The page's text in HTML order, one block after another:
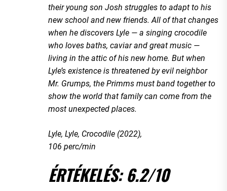
their young son Josh struggles to adapt to his
new school and new friends. All of that changes
when he discovers Lyle — a singing crocodile
who loves baths, caviar and great music —
living in the attic of his new home. But when
Lyle’s existence is threatened by evil neighbor
Mr. Grumps, the Primms must band together to
show the world that family can come from the
most unexpected places.
Lyle, Lyle, Crocodile (2022),
106 perc/min
ÉRTÉKELÉS: 6.2/10